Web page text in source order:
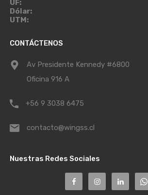
UF:
Dólar:
UTM:
CONTÁCTENOS
Av Presidente Kennedy #6800
Oficina 916 A
+56 9 3038 6475
contacto@wingss.cl
Nuestras Redes Sociales